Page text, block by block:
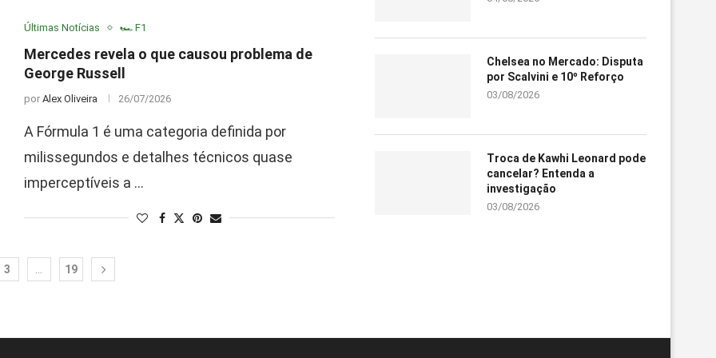
Últimas Notícias 🏎️ F1
Mercedes revela o que causou problema de
George Russell
por Alex Oliveira 26/07/2026
A Fórmula 1 é uma categoria definida por
milissegundos e detalhes técnicos quase
imperceptíveis a …
3 … 19
Chelsea no Mercado: Disputa
por Scalvini e 10º Reforço
03/08/2026
Troca de Kawhi Leonard pode
cancelar? Entenda a
investigação
03/08/2026